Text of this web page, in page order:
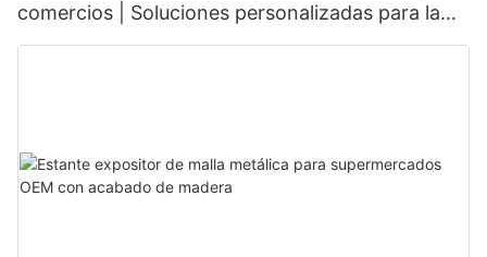
comercios | Soluciones personalizadas para la
exhibición de productos